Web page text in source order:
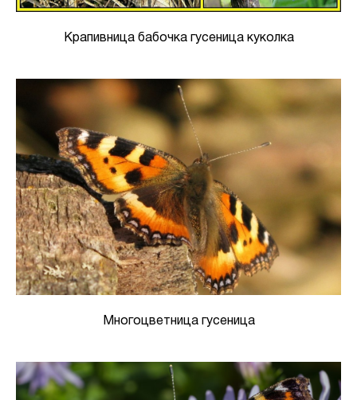
Крапивница бабочка гусеница куколка
Многоцветница гусеница